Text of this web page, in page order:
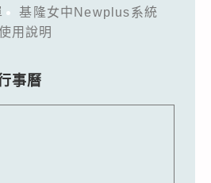
基隆女中Newplus系統
用說明
事曆